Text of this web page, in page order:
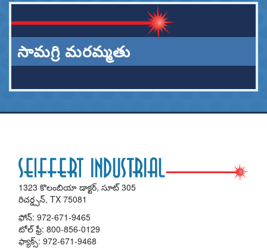
సామగ్రి మరమ్మతు
1323 కొలంబియా డాక్టర్, సూట్ 305
రిచర్డ్సన్, TX 75081
ఫోన్: 972-671-9465
టోల్ ఫ్రీ: 800-856-0129
ఫ్యాక్స్: 972-671-9468